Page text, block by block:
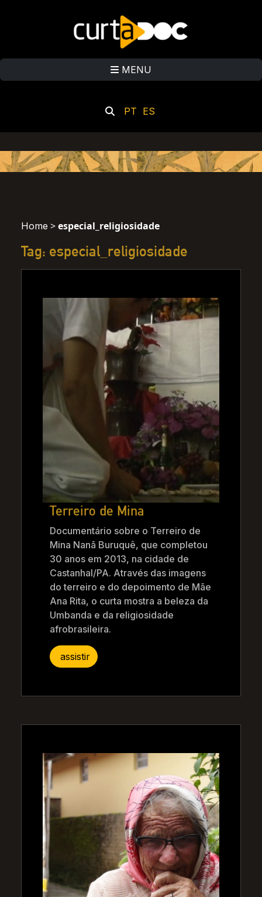
MENU
PT ES
Home >especial_religiosidade
Tag: especial_religiosidade
Terreiro de Mina
Documentário sobre o Terreiro de
Mina Nanã Buruquê, que completou
30 anos em 2013, na cidade de
Castanhal/PA. Através das imagens
do terreiro e do depoimento de Mãe
Ana Rita, o curta mostra a beleza da
Umbanda e da religiosidade
afrobrasileira.
assistir